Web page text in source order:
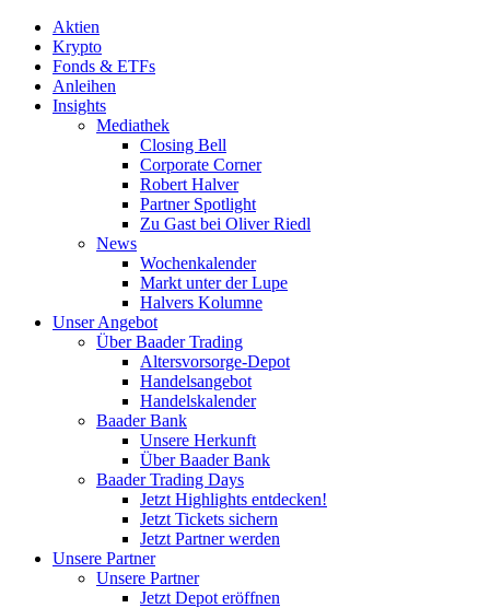
Aktien
Krypto
Fonds & ETFs
Anleihen
Insights
Mediathek
Closing Bell
Corporate Corner
Robert Halver
Partner Spotlight
Zu Gast bei Oliver Riedl
News
Wochenkalender
Markt unter der Lupe
Halvers Kolumne
Unser Angebot
Über Baader Trading
Altersvorsorge-Depot
Handelsangebot
Handelskalender
Baader Bank
Unsere Herkunft
Über Baader Bank
Baader Trading Days
Jetzt Highlights entdecken!
Jetzt Tickets sichern
Jetzt Partner werden
Unsere Partner
Unsere Partner
Jetzt Depot eröffnen